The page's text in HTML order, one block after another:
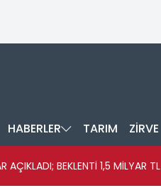
HABERLER TARIM ZİRVE
BEKLENTİ 1,5 MİLYAR TL